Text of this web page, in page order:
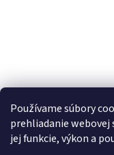
Používame súbory
prehliadanie webovej
jej funkcie, výkon a